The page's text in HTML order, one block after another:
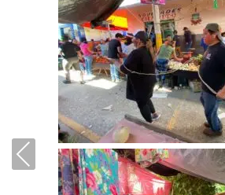
Previous